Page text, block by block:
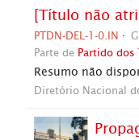
[Título não
PTDN-DEL-1-0.IN
Parte de Partido dos
Resumo não
Diretório Nacional